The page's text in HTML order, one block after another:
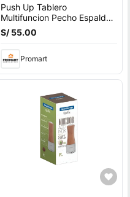
Push Up Tablero
Multifuncion Pecho Espalda
Hombros Triceps
S/ 55.00
Promart